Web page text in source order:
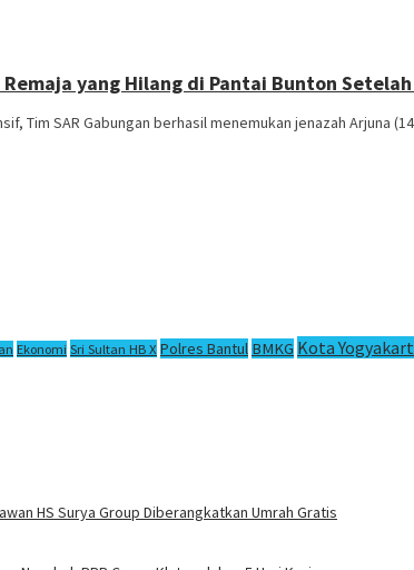
yang Hilang di Pantai Bunton
Tim SAR Gabungan berhasil menemukan jenazah Arjuna
Ekonomi Sri Sultan HB X Polres Bantul BMKG Kota
HS Surya Group Diberangkatkan Umrah Gratis